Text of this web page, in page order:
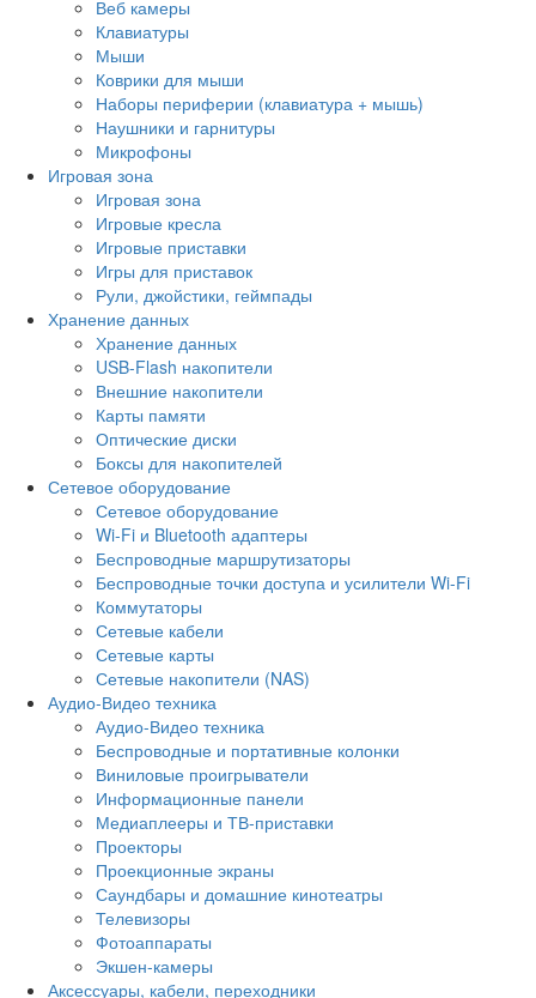
Веб камеры
Клавиатуры
Мыши
Коврики для мыши
Наборы периферии (клавиатура + мышь)
Наушники и гарнитуры
Микрофоны
Игровая зона
Игровая зона
Игровые кресла
Игровые приставки
Игры для приставок
Рули, джойстики, геймпады
Хранение данных
Хранение данных
USB-Flash накопители
Внешние накопители
Карты памяти
Оптические диски
Боксы для накопителей
Сетевое оборудование
Сетевое оборудование
Wi-Fi и Bluetooth адаптеры
Беспроводные маршрутизаторы
Беспроводные точки доступа и усилители Wi-Fi
Коммутаторы
Сетевые кабели
Сетевые карты
Сетевые накопители (NAS)
Аудио-Видео техника
Аудио-Видео техника
Беспроводные и портативные колонки
Виниловые проигрыватели
Информационные панели
Медиаплееры и ТВ-приставки
Проекторы
Проекционные экраны
Саундбары и домашние кинотеатры
Телевизоры
Фотоаппараты
Экшен-камеры
Аксессуары, кабели, переходники